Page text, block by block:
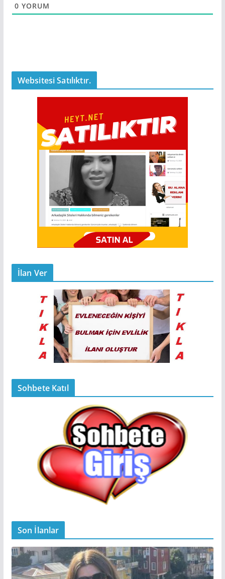
0 YORUM
Websitesi Satılıktır.
İlan Ver
Sohbete Katıl
Son İlanlar